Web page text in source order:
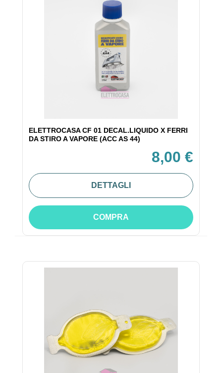
ELETTROCASA CF 01 DECAL.LIQUIDO X FERRI
DA STIRO A VAPORE (ACC AS 44)
8,00 €
DETTAGLI
COMPRA